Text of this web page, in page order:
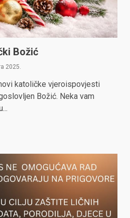
Božić
2025.
katoličke vjeroispovjesti
Božić. Neka vam